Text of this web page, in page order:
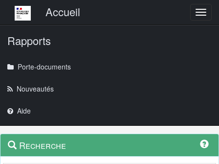
Menu principalAccueil
Rapports
Porte-documents
Nouveautés
Aide
Navigation
outils
Menu
contextuel
Recherche